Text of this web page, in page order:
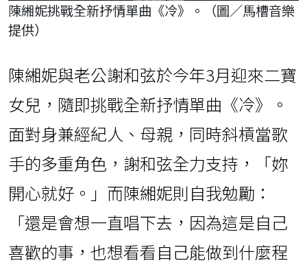
陳緗妮挑戰全新抒情單曲《冷》。（圖／馬槽音樂
提供）
陳緗妮與老公謝和弦於今年3月迎來二寶
女兒，隨即挑戰全新抒情單曲《冷》。
面對身兼經紀人、母親，同時斜槓當歌
手的多重角色，謝和弦全力支持，「妳
開心就好。」而陳緗妮則自我勉勵：
「還是會想一直唱下去，因為這是自己
喜歡的事，也想看看自己能做到什麼程